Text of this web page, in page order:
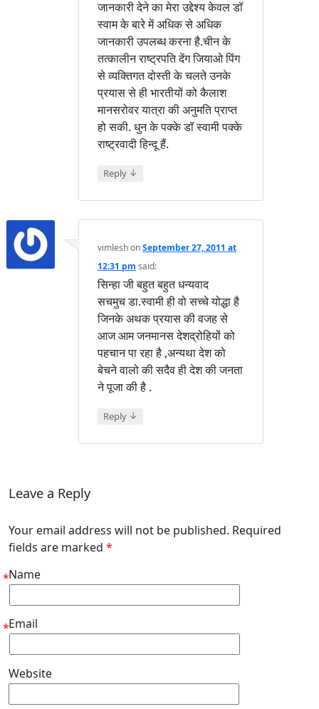
जानकारी देने का मेरा उद्देश्य केवल डॉ
स्वाम के बारे में अधिक से अधिक
जानकारी उपलब्ध करना है.चीन के
तत्कालीन राष्ट्रपति देंग जियाओ पिंग
से व्यक्तिगत दोस्ती के चलते उनके
प्रयास से ही भारतीयों को कैलाश
मानसरोवर यात्रा की अनुमति प्राप्त
हो सकी. धुन के पक्के डॉ स्वामी पक्के
राष्ट्रवादी हिन्दू हैं.
Reply ↓
vimleshonSeptember 27, 2011 at
12:31 pm said:
सिन्हा जी बहुत बहुत धन्यवाद
सचमुच डा.स्वामी ही वो सच्चे योद्धा है
जिनके अथक प्रयास की वजह से
आज आम जनमानस देशद्रोहियों को
पहचान पा रहा है ,अन्यथा देश को
बेचने वालो की सदैव ही देश की जनता
ने पूजा की है .
Reply ↓
Leave a Reply
Your email address will not be published. Required
fields are marked *
Name
*
Email
*
Website